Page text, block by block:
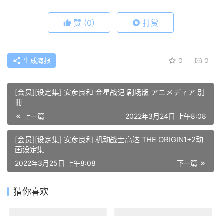
赞 (0) 打赏
生成海报 0 0
[会员][设定集] 安彦良和 金星战记 剧场版 アニメディア 別
冊
上一篇 2022年3月24日 上午8:08
[会员][设定集] 安彦良和 机动战士高达 THE ORIGIN1+2动
画设定集
下一篇
2022年3月25日 上午8:08
猜你喜欢